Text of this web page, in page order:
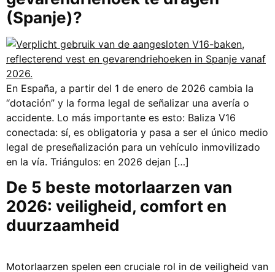
(Spanje)?
En España, a partir del 1 de enero de 2026 cambia la
“dotación” y la forma legal de señalizar una avería o
accidente. Lo más importante es esto: Baliza V16
conectada: sí, es obligatoria y pasa a ser el único medio
legal de preseñalización para un vehículo inmovilizado
en la vía. Triángulos: en 2026 dejan […]
De 5 beste motorlaarzen van
2026: veiligheid, comfort en
duurzaamheid
Motorlaarzen spelen een cruciale rol in de veiligheid van